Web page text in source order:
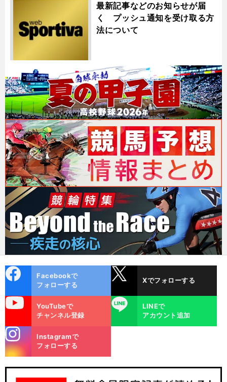
最新記事などのお知らせが届
く プッシュ通知を受け取る方
法について
ok
Facebookで
フォローする
Xでフォローする
YouTubeで
チャンネル登録
LINE
LINEで
アカウント追加
m
Instagramで
フォローする